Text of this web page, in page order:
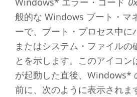
般的な Windows ブート・マ
ーで、ブート・プロセス中に
またはシステム・ファイルの
とを示します。このアイコン
が起動した直後、Windows*
前に、次のように表示されま